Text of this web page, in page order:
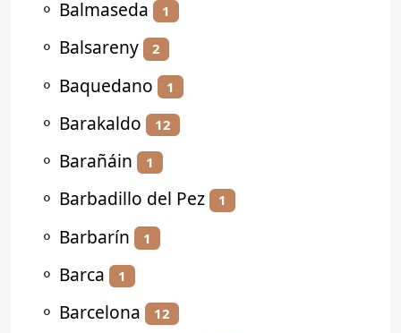
⚬ Balmaseda 1
⚬ Balsareny 2
⚬ Baquedano 1
⚬ Barakaldo 12
⚬ Barañáin 1
⚬ Barbadillo del Pez 1
⚬ Barbarín 1
⚬ Barca 1
⚬ Barcelona 12